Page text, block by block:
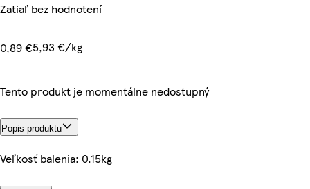
Zatiaľ bez hodnotení
0,89 €5,93 €/kg
Tento produkt je momentálne nedostupný
Popis produktu
Veľkosť balenia: 0.15kg